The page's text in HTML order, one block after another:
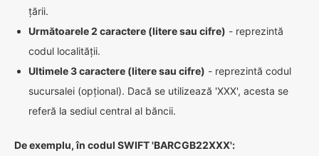
țării.
Următoarele 2 caractere (litere sau cifre) - reprezintă
codul localității.
Ultimele 3 caractere (litere sau cifre) - reprezintă codul
sucursalei (opțional). Dacă se utilizează 'XXX', acesta se
referă la sediul central al băncii.
De exemplu, în codul SWIFT 'BARCGB22XXX':